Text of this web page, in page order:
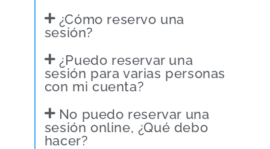
¿Cómo reservo una
sesión?
¿Puedo reservar una
sesión para varias personas
con mi cuenta?
No puedo reservar una
sesión online, ¿Qué debo
hacer?